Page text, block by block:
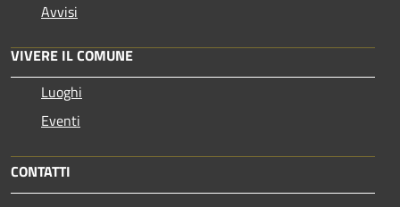
Avvisi
VIVERE IL COMUNE
Luoghi
Eventi
CONTATTI